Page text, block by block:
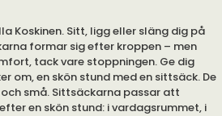
Koskinen. Sitt, ligg eller släng dig på
formar sig efter kroppen – men
tack vare stoppningen. Ge dig
om, en skön stund med en sittsäck. De
små. Sittsäckarna passar att
en skön stund: i vardagsrummet, i